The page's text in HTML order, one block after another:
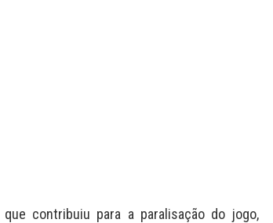
contribuiu para a paralisação do jogo,